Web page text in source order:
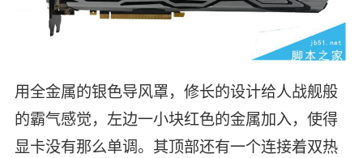
用全金属的银色导风罩，修长的设计给人战舰般
的霸气感觉，左边一小块红色的金属加入，使得
显卡没有那么单调。其顶部还有一个连接着双热